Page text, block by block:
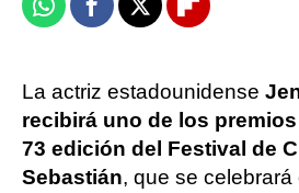
WhatsappFacebook
X Flipboard
La actriz estadounidense
recibirá uno de los
73 edición del Festival de
Sebastián, que se celebrará